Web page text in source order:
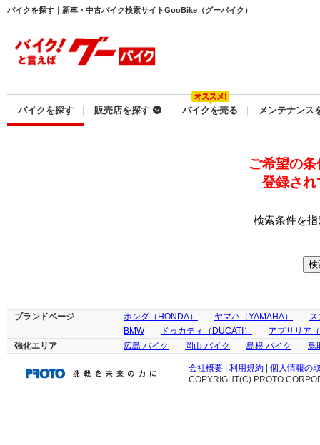
バイクを探す｜新車・中古バイク検索サイトGooBike（グーバイク）
バイクを探す 販売店を探す バイクを売る メンテナンス
ご希望の
登録され
検索条件を
ブランドページ ホンダ（HONDA） ヤマハ（YAMAHA）
ス
BMW
ドゥカティ（DUCATI）
アプリリア
強化エリア
広島 バイク 岡山 バイク 島根 バイク 鳥
会社概要 利用規約
個人情報の
COPYRIGHT(C) PROTO